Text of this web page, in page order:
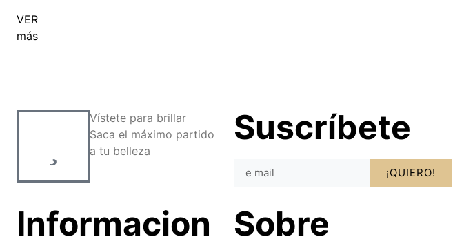
VER
más
Vístete para brillar
Saca el máximo partido
a tu belleza
Suscríbete
¡QUIERO!
Informacion
Sobre